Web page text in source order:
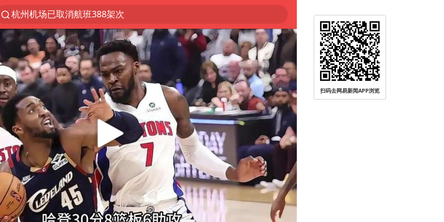
杭州机场已取消航班388架次
上半年我国经营主体结构持续优化
上海：5号线16号线浦江线全线停运
《披荆斩棘2026》阵容官宣
白海豚北上或致京津冀暴雨
国足U17与阿森纳决赛取消 并列冠军
上海有出现龙卷潜势
王艺迪无缘横滨赛决赛
上门女婿出轨女邻居多年被判重婚罪
女子发现前夫婚内与第三者育子
王艺迪2-4不敌张本美和止步4强
扫码去网易新闻APP浏览